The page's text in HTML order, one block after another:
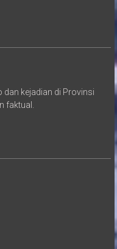
dan kejadian di Provinsi
faktual.